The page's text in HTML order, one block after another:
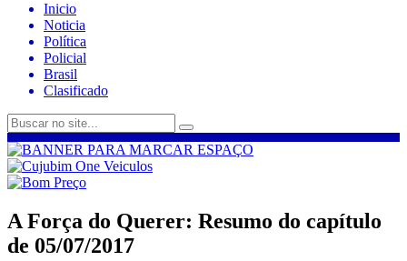
Inicio
Noticia
Política
Policial
Brasil
Clasificado
A Força do Querer: Resumo do capítulo
de 05/07/2017